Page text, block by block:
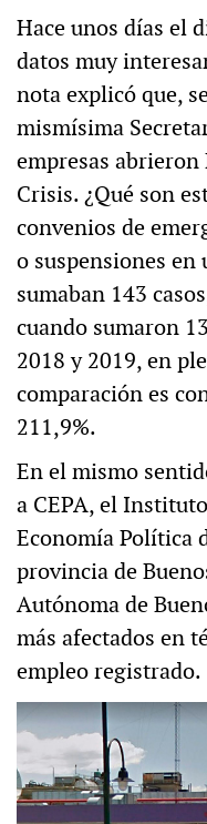
Hace unos días el
datos muy
nota explicó que,
mismísima
empresas abrieron
Crisis. ¿Qué son
convenios de
o suspensiones
sumaban 143
cuando sumaron
2018 y 2019, en
comparación es
211,9%.
En el mismo
a CEPA, el
Economía Política
provincia de
Autónoma de
más afectados en
empleo registrado.